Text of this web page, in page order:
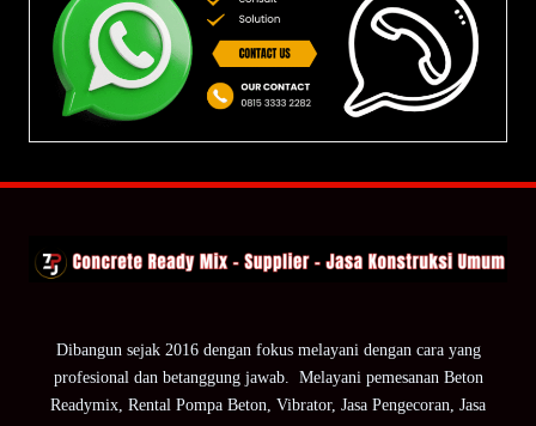
Dibangun sejak 2016 dengan fokus melayani dengan cara yang
profesional dan betanggung jawab. Melayani pemesanan Beton
Readymix, Rental Pompa Beton, Vibrator, Jasa Pengecoran, Jasa